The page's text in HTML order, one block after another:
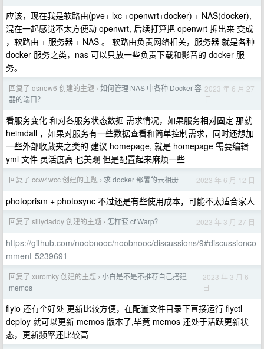
应该，现在我是软路由(pve+ lxc +openwrt+docker) + NAS(docker),
混在一起感觉不太方便动 openwrt, 后续打算把 openwrt 拆出来 变成
，软路由 + 服务器 + NAS 。 软路由负责网络相关，服务器 就是各种
docker 服务之类，nas 可以只放一些负责下载和影音的 docker 服
务。
回复了 qsnow6 创建的主题 › 如何管理 NAS 中各种 Docker 容
器的端口？
2023 年 6 月 27
日
看服务变化 和对各服务状态数据 需求情况，如果服务相对固定 那就
heimdall ，如果对服务有一些数据查看和简单控制需求，同时还想加
一些外部收藏夹之类的 建议 homepage, 就是 homepage 需要编辑
yml 文件 灵活度高 也美观 但是配置起来麻烦一些
回复了 ccw4wcc 创建的主题 › 求 docker 部署的云相册 2023 年 6 月 12 日
photoprism + photosync 不过还是有些使用成本，可能不太适合家人
回复了 sillydaddy 创建的主题 › 怎样套 cf Warp？ 2023 年 3 月 27 日
https://github.com/noobnooc/noobnooc/discussions/9#discussionco
mment-5239691
回复了 xuromky 创建的主题 › 小白是不是不推荐自己搭建
memos
2023 年 3 月 6
日
flyio 还有个好处 更新比较方便，在配置文件目录下直接运行 flyctl
deploy 就可以更新 memos 版本了,毕竟 memos 还处于活跃更新状
态，更新频率还比较高